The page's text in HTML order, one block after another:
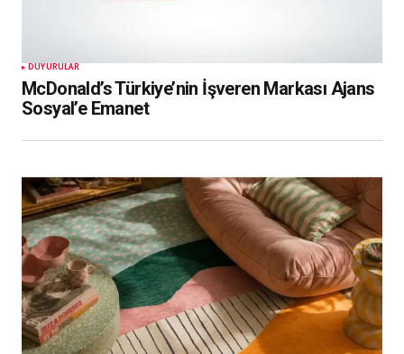
DUYURULAR
McDonald’s Türkiye’nin İşveren Markası Ajans
Sosyal’e Emanet